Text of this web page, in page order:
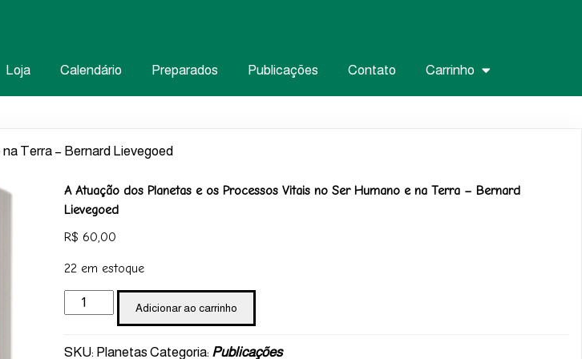
Loja Calendário Preparados Publicações Contato Carrinho
Terra – Bernard Lievegoed
A Atuação dos Planetas e os Processos Vitais no Ser Humano e na Terra – Bernard
Lievegoed
R$ 60,00
22 em estoque
Atuação
Adicionar ao carrinho
SKU: Planetas Categoria: Publicações